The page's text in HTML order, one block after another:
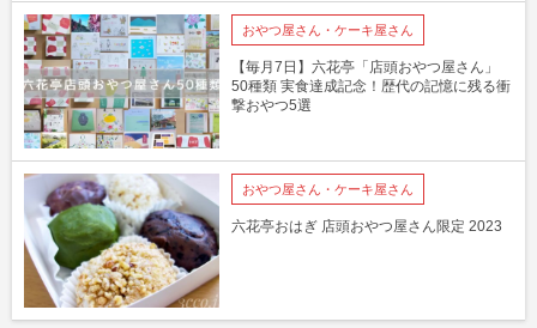
おやつ屋さん・ケーキ屋さん
【毎月7日】六花亭「店頭おやつ屋さん」
50種類 実食達成記念！歴代の記憶に残る衝
撃おやつ5選
おやつ屋さん・ケーキ屋さん
六花亭おはぎ 店頭おやつ屋さん限定 2023